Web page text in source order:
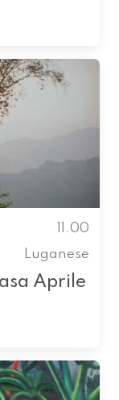
11.00
Luganese
Aprile